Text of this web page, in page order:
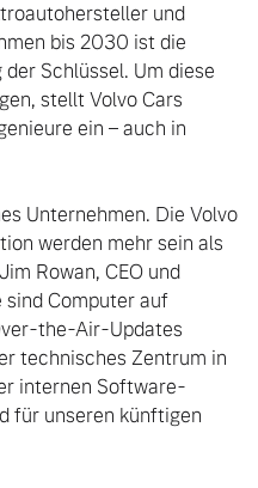
und
bis 2030 ist die
Schlüssel. Um diese
stellt Volvo Cars
ein – auch in
Unternehmen. Die Volvo
werden mehr sein als
Rowan, CEO und
sind Computer auf
the-Air-Updates
technisches Zentrum in
internen Software-
für unseren künftigen